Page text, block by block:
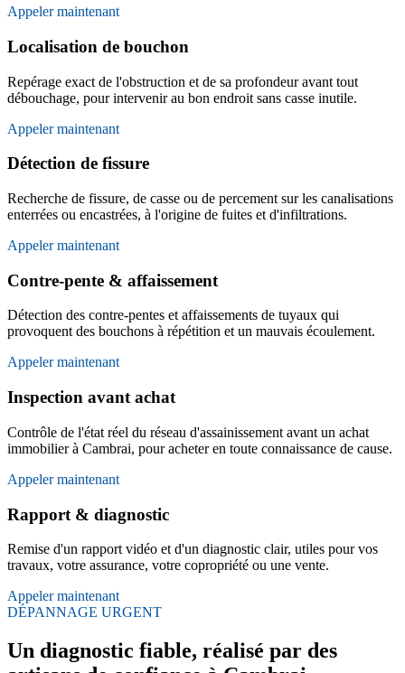
Appeler maintenant
Localisation de bouchon
Repérage exact de l'obstruction et de sa profondeur avant tout
débouchage, pour intervenir au bon endroit sans casse inutile.
Appeler maintenant
Détection de fissure
Recherche de fissure, de casse ou de percement sur les canalisations
enterrées ou encastrées, à l'origine de fuites et d'infiltrations.
Appeler maintenant
Contre-pente & affaissement
Détection des contre-pentes et affaissements de tuyaux qui
provoquent des bouchons à répétition et un mauvais écoulement.
Appeler maintenant
Inspection avant achat
Contrôle de l'état réel du réseau d'assainissement avant un achat
immobilier à Cambrai, pour acheter en toute connaissance de cause.
Appeler maintenant
Rapport & diagnostic
Remise d'un rapport vidéo et d'un diagnostic clair, utiles pour vos
travaux, votre assurance, votre copropriété ou une vente.
Appeler maintenant
DÉPANNAGE URGENT
Un diagnostic fiable, réalisé par des